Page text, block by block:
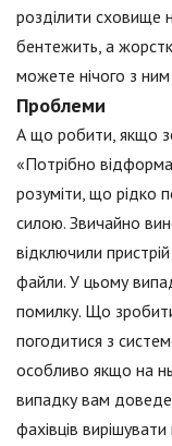
розділити сховище
бентежить, а
можете нічого з
Проблеми
А що робити, якщо
«Потрібно
розуміти, що рідко
силою. Звичайно
відключили
файли. У цьому
помилку. Що
погодитися з
особливо якщо на
випадку вам
фахівців